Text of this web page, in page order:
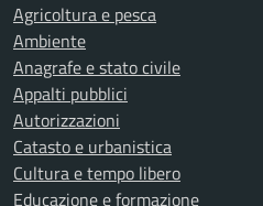
Agricoltura e pesca
Ambiente
Anagrafe e stato civile
Appalti pubblici
Autorizzazioni
Catasto e urbanistica
Cultura e tempo libero
Educazione e formazione